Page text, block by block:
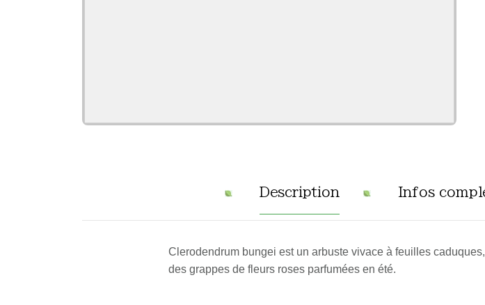
Description Infos
Clerodendrum bungei est un arbuste vivace à feuilles
des grappes de fleurs roses parfumées en été.